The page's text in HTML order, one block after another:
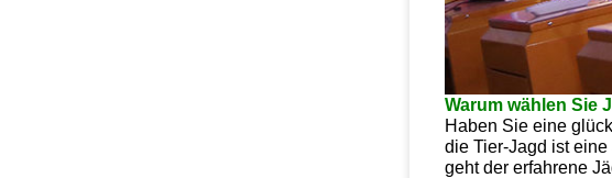
Warum wählen Sie
Haben Sie eine
die Tier-Jagd ist
geht der erfahrene